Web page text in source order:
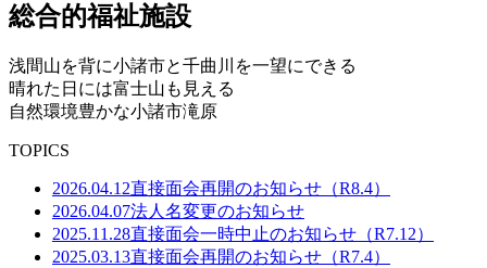
総合的福祉施設
浅間山を背に小諸市と千曲川を一望にできる
晴れた日には富士山も見える
自然環境豊かな小諸市滝原
TOPICS
2026.04.12直接面会再開のお知らせ（R8.4）
2026.04.07法人名変更のお知らせ
2025.11.28直接面会一時中止のお知らせ（R7.12）
2025.03.13直接面会再開のお知らせ（R7.4）